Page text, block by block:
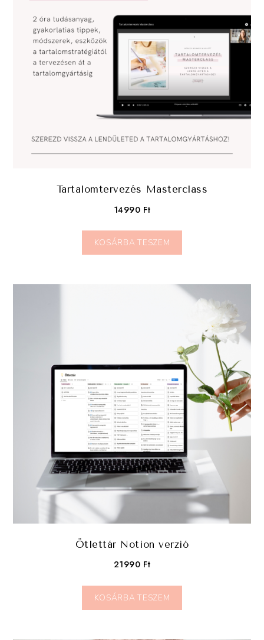
Tartalomtervezés Masterclass
14990 Ft
KOSÁRBA TESZEM
Ötlettár Notion verzió
21990 Ft
KOSÁRBA TESZEM